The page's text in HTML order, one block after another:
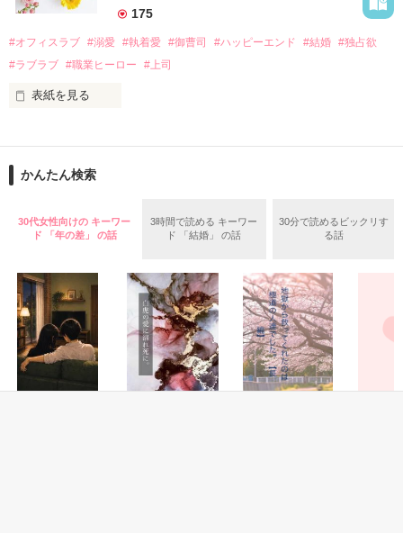
夏木美桜(なつきみお)
鳴海哲平 (なるみてっぺい)
2026.6.5～2026.7.25
＊以前、公開していた話の改稿版です＊
作品を読む
なぜか恭司から飼い猫の世話係を命じられた美桜は、猫の世
の関係となってしまい――？
175
#オフィスラブ #溺愛 #執着愛 #御曹司 #ハッピーエンド #結婚 #独占欲
#ラブラブ #職業ヒーロー #上司
表紙を見る
ションの企画戦略室で働いている。
めた、同期で恋人の石垣守（26）がいるのだが、後輩の姫原由
いた。
守と由羅から『便利屋雛子』と馬鹿にされ、一人こっそり泣い
た上、同居まで提案してきて──？
鷹哉『宜しくな、俺の雛子』🦅
雛子『俺の……ひぃ、雛子？！！！』🐥
シゴデキで冷徹な上司が見せる素顔は、なぜか想像以上に甘く
かんたん検索
30代女性向けの キーワー
ド 「年の差」 の話
3時間で読める キーワー
ド 「結婚」 の話
30分で読めるビックリす
る話